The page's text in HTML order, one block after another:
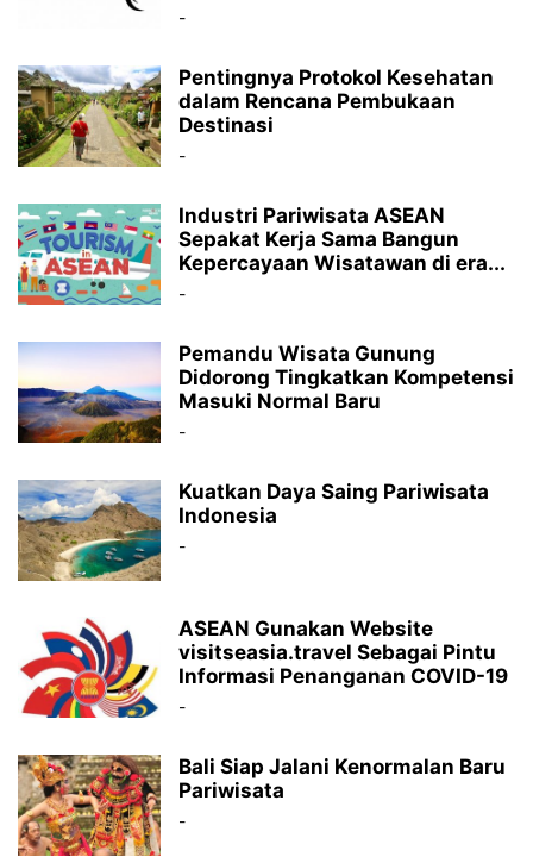
-
Pentingnya Protokol Kesehatan
dalam Rencana Pembukaan
Destinasi
-
Industri Pariwisata ASEAN
Sepakat Kerja Sama Bangun
Kepercayaan Wisatawan di era...
-
Pemandu Wisata Gunung
Didorong Tingkatkan Kompetensi
Masuki Normal Baru
-
Kuatkan Daya Saing Pariwisata
Indonesia
-
ASEAN Gunakan Website
visitseasia.travel Sebagai Pintu
Informasi Penanganan COVID-19
-
Bali Siap Jalani Kenormalan Baru
Pariwisata
-